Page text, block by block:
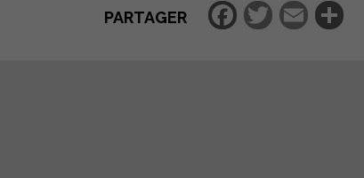
PARTAGER Facebook
Twitter
Email